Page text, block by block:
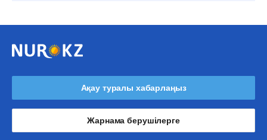
Ақау туралы хабарлаңыз
Жарнама берушілерге